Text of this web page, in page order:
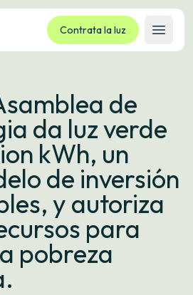
Contrata la luz
Abrir
EU
de
da luz verde
kWh, un
de inversión
y autoriza
para
pobreza